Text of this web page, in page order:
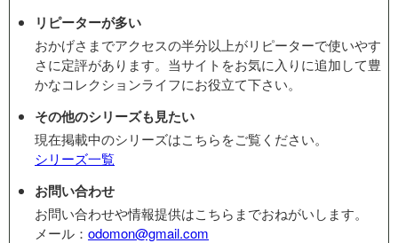
リピーターが多い
おかげさまでアクセスの半分以上がリピーターで使いやす
さに定評があります。当サイトをお気に入りに追加して豊
かなコレクションライフにお役立て下さい。
その他のシリーズも見たい
現在掲載中のシリーズはこちらをご覧ください。
シリーズ一覧
お問い合わせ
お問い合わせや情報提供はこちらまでおねがいします。
メール： odomon@gmail.com